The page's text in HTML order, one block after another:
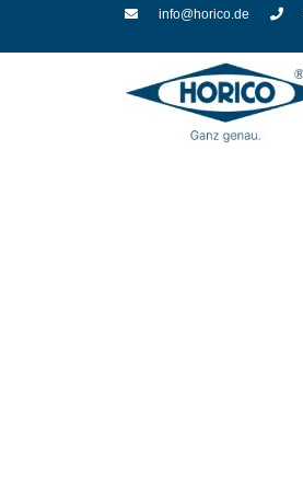
info@horico.de